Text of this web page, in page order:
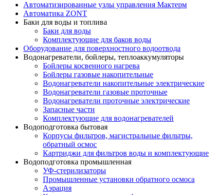
Автоматизированные узлы управления Мактерм
Автоматика ZONT
Баки для воды и топлива
Баки для воды
Комплектующие для баков воды
Оборудование для поверхностного водоотвода
Водонагреватели, бойлеры, теплоаккумуляторы
Бойлеры косвенного нагрева
Бойлеры газовые накопительные
Водонагреватели накопительные электрические
Водонагреватели газовые проточные
Водонагреватели проточные электрические
Запасные части
Комплектующие для водонагревателей
Водоподготовка бытовая
Корпусы фильтров, магистральные фильтры,
обратный осмос
Картриджи для фильтров воды и комплектующие
Водоподготовка промышленная
УФ-стерилизаторы
Промышленные установки обратного осмоса
Аэрация